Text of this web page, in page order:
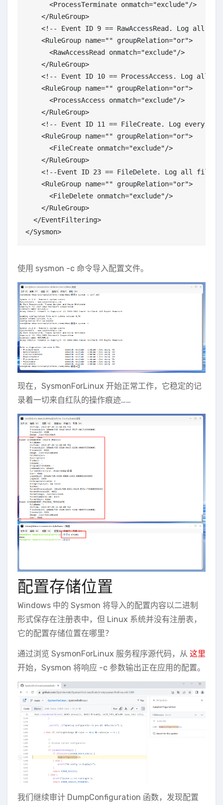
      <ProcessTerminate onmatch="exclude"/>
    </RuleGroup>
<!-- Event ID 9 == RawAccessRead. Log all
    <RuleGroup name="" groupRelation="or">
      <RawAccessRead onmatch="exclude"/>
    </RuleGroup>
<!-- Event ID 10 == ProcessAccess. Log all
    <RuleGroup name="" groupRelation="or">
      <ProcessAccess onmatch="exclude"/>
    </RuleGroup>
<!-- Event ID 11 == FileCreate. Log every
    <RuleGroup name="" groupRelation="or">
      <FileCreate onmatch="exclude"/>
    </RuleGroup>
<!--Event ID 23 == FileDelete. Log all files
    <RuleGroup name="" groupRelation="or">
      <FileDelete onmatch="exclude"/>
    </RuleGroup>
  </EventFiltering>
</Sysmon>
使用 sysmon -c 命令导入配置文件。
现在，SysmonForLinux 开始正常工作，它稳定的记
录着一切来自红队的操作痕迹……
配置存储位置
Windows 中的 Sysmon 将导入的配置内容以二进制
形式保存在注册表中，但 Linux 系统并没有注册表，
它的配置存储位置在哪里？
通过浏览 SysmonForLinux 服务程序源代码，从 这里
开始，Sysmon 将响应 -c 参数输出正在应用的配置。
我们继续审计 DumpConfiguration 函数，发现配置